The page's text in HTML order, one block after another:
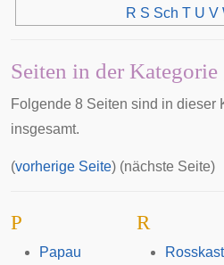
R S Sch T U V
Seiten in der Kategorie
Folgende 8 Seiten sind in dieser
insgesamt.
(vorherige Seite) (nächste Seite)
P
Papau
R